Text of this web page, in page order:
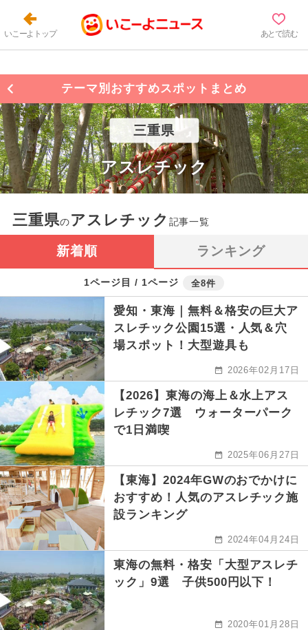
いこーよトップ あとで読む
テーマ別おすすめスポットまとめ
三重県
アスレチック
三重県のアスレチック 記事一覧
新着順 ランキング
1ページ目 / 1ページ 全8件
愛知・東海｜無料＆格安の巨大ア
スレチック公園15選・人気＆穴
場スポット！大型遊具も
2026年02月17日
【2026】東海の海上＆水上アス
レチック7選 ウォーターパーク
で1日満喫
2025年06月27日
【東海】2024年GWのおでかけに
おすすめ！人気のアスレチック施
設ランキング
2024年04月24日
東海の無料・格安「大型アスレチ
ック」9選 子供500円以下！
2020年01月28日